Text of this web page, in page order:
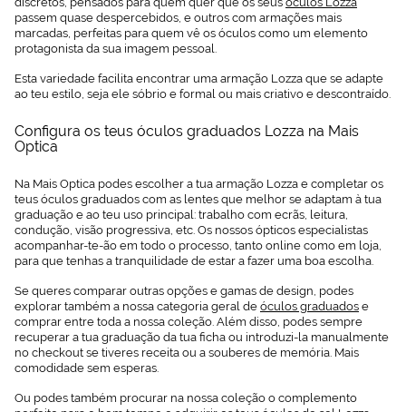
passem quase despercebidos, e outros com armações mais
marcadas, perfeitas para quem vê os óculos como um elemento
protagonista da sua imagem pessoal.
Esta variedade facilita encontrar uma armação Lozza que se adapte
ao teu estilo, seja ele sóbrio e formal ou mais criativo e descontraído.
Configura os teus óculos graduados Lozza na Mais
Optica
Na Mais Optica podes escolher a tua armação Lozza e completar os
teus óculos graduados com as lentes que melhor se adaptam à tua
graduação e ao teu uso principal: trabalho com ecrãs, leitura,
condução, visão progressiva, etc. Os nossos ópticos especialistas
acompanhar-te-ão em todo o processo, tanto online como em loja,
para que tenhas a tranquilidade de estar a fazer uma boa escolha.
Se queres comparar outras opções e gamas de design, podes
explorar também a nossa categoria geral de óculos graduados e
comprar entre toda a nossa coleção. Além disso, podes sempre
recuperar a tua graduação da tua ficha ou introduzi-la manualmente
no checkout se tiveres receita ou a souberes de memória. Mais
comodidade sem esperas.
Ou podes também procurar na nossa coleção o complemento